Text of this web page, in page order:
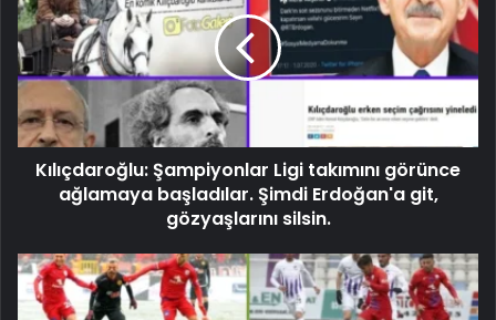
Kılıçdaroğlu: Şampiyonlar Ligi takımını görünce
ağlamaya başladılar. Şimdi Erdoğan'a git,
gözyaşlarını silsin.